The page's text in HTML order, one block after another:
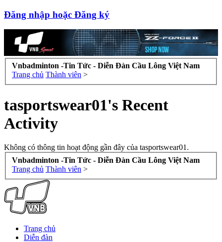
Đăng nhập hoặc Đăng ký
Vnbadminton -Tin Tức - Diễn Đàn Cầu Lông Việt Nam
Trang chủ Thành viên >
tasportswear01's Recent
Activity
Không có thông tin hoạt động gần đây của tasportswear01.
Vnbadminton -Tin Tức - Diễn Đàn Cầu Lông Việt Nam
Trang chủ Thành viên >
Trang chủ
Diễn đàn